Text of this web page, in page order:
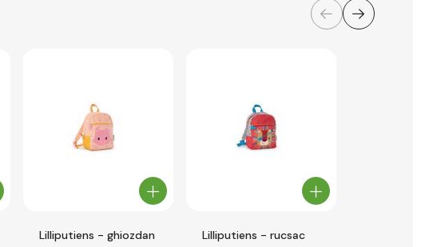
Lilliputiens - ghiozdan
Lilliputiens - rucsac